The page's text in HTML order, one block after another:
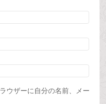
ウザーに自分の名前、メー